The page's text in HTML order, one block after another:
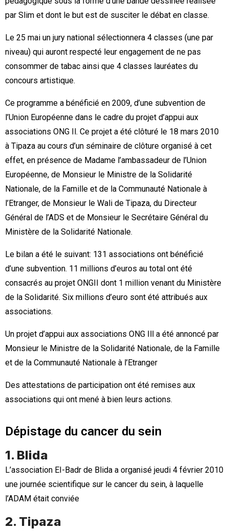
par Slim et dont le but est de susciter le débat en classe.
Le 25 mai un jury national sélectionnera 4 classes (une par
niveau) qui auront respecté leur engagement de ne pas
consommer de tabac ainsi que 4 classes lauréates du
concours artistique.
Ce programme a bénéficié en 2009, d’une subvention de
l’Union Européenne dans le cadre du projet d’appui aux
associations ONG Il. Ce projet a été clôturé le 18 mars 2010
à Tipaza au cours d’un séminaire de clôture organisé à cet
effet, en présence de Madame l’ambassadeur de l’Union
Européenne, de Monsieur le Ministre de la Solidarité
Nationale, de la Famille et de la Communauté Nationale à
l’Etranger, de Monsieur le Wali de Tipaza, du Directeur
Général de l’ADS et de Monsieur le Secrétaire Général du
Ministère de la Solidarité Nationale.
Le bilan a été le suivant: 131 associations ont bénéficié
d’une subvention. 11 millions d’euros au total ont été
consacrés au projet ONGII dont 1 million venant du Minis­tère
de la Solidarité. Six millions d’euro sont été attribués aux
associations.
Un projet d’appui aux associations ONG Ill a été annoncé par
Monsieur le Ministre de la Solidarité Nationale, de la Famille
et de la Communauté Nationale à l’Etranger
Des attestations de participation ont été remises aux
associations qui ont mené à bien leurs actions.
Dépistage du cancer du sein
1. Blida
L’association EI-Badr de Blida a organisé jeudi 4 février 2010
une journée scientifique sur le cancer du sein, à laquelle
l’ADAM était conviée
2. Tipaza